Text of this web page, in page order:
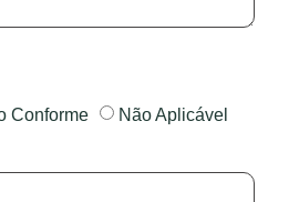
Conforme Não Aplicável